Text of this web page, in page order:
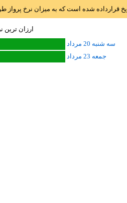
قرارداده شده است که به میزان نرخ
ارزان ترین
سه شنبه 20 مرداد
جمعه 23 مرداد